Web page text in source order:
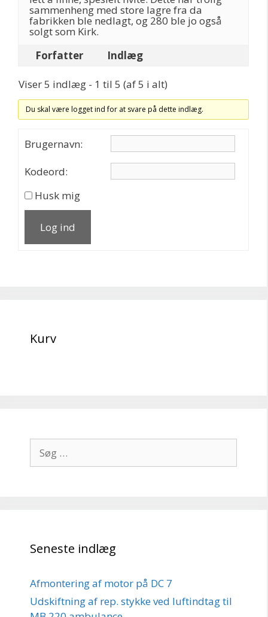
sammenheng med store lagre fra da
fabrikken ble nedlagt, og 280 ble jo også
solgt som Kirk.
Forfatter
Indlæg
Viser 5 indlæg - 1 til 5 (af 5 i alt)
Du skal være logget ind for at svare på dette indlæg.
Brugernavn:
Kodeord:
Husk mig
Log ind
Kurv
efter:
Seneste indlæg
Afmontering af motor på DC 7
Udskiftning af rep. stykke ved luftindtag til